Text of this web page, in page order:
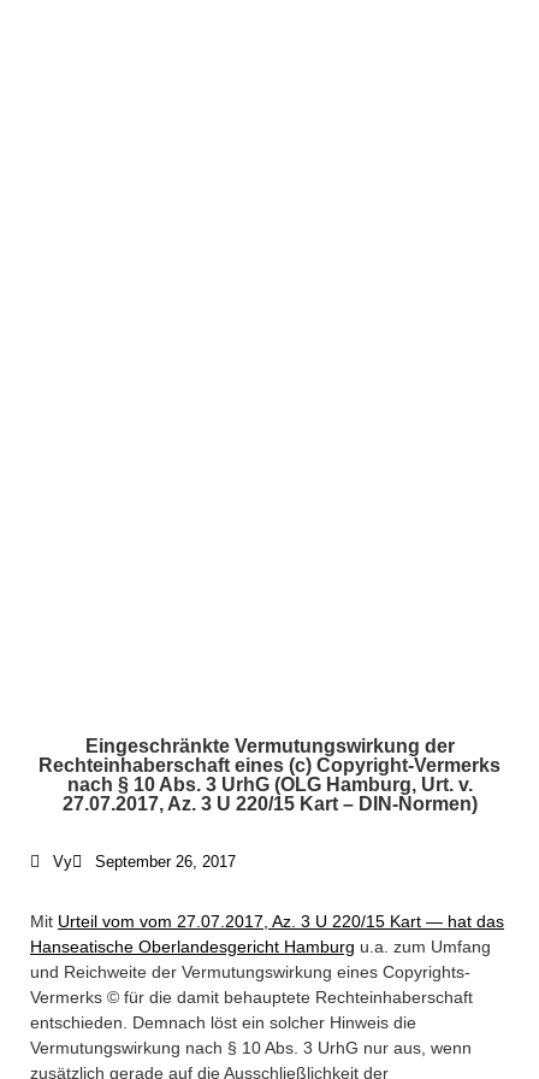
Eingeschränkte Vermutungswirkung der
Rechteinhaberschaft eines (c) Copyright-Vermerks
nach § 10 Abs. 3 UrhG (OLG Hamburg, Urt. v.
27.07.2017, Az. 3 U 220/15 Kart – DIN-Normen)
Vy September 26, 2017
Mit Urteil vom vom 27.07.2017, Az. 3 U 220/15 Kart — hat das
Hanseatische Oberlandesgericht Hamburg u.a. zum Umfang
und Reichweite der Vermutungswirkung eines Copyrights-
Vermerks © für die damit behauptete Rechteinhaberschaft
entschieden. Demnach löst ein solcher Hinweis die
Vermutungswirkung nach § 10 Abs. 3 UrhG nur aus, wenn
zusätzlich gerade auf die Ausschließlichkeit der
What We Do /
Schwerpunkte
Über uns
Where To Find Us /
Impressum